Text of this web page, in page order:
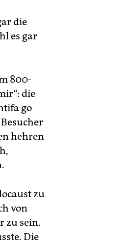
die
es gar
800-
die
go
hehren
zu
von
zu sein.
Die